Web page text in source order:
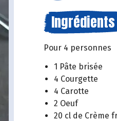
Ingrédients
Pour 4 personnes
1 Pâte brisée
4 Courgette
4 Carotte
2 Oeuf
20 cl de Crème